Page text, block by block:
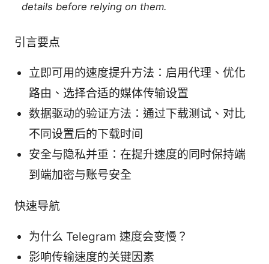
details before relying on them.
引言要点
立即可用的速度提升方法：启用代理、优化
路由、选择合适的媒体传输设置
数据驱动的验证方法：通过下载测试、对比
不同设置后的下载时间
安全与隐私并重：在提升速度的同时保持端
到端加密与账号安全
快速导航
为什么 Telegram 速度会变慢？
影响传输速度的关键因素